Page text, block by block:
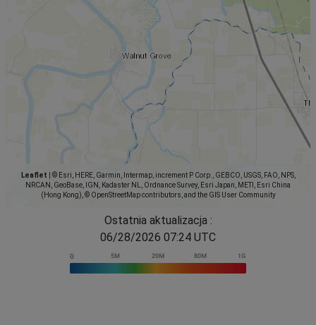
Leaflet
© Esri, HERE, Garmin, Intermap, increment P Corp., GEBCO, USGS, FAO, NPS,
NRCAN, GeoBase, IGN, Kadaster NL, Ordnance Survey, Esri Japan, METI, Esri China
(Hong Kong), © OpenStreetMap contributors, and the GIS User Community
Ostatnia aktualizacja :
06/28/2026 07:24 UTC